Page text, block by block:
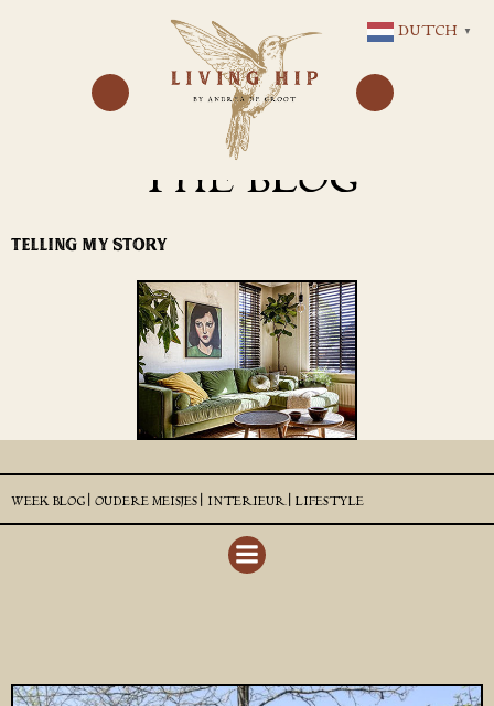
NAAR
DE
INHOUD
THE BLOG
TELLING MY STORY
WEEK BLOG | OUDERE MEISJES | INTERIEUR | LIFESTYLE
DUTCH ▼